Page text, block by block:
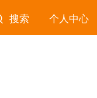
搜索 个人中心